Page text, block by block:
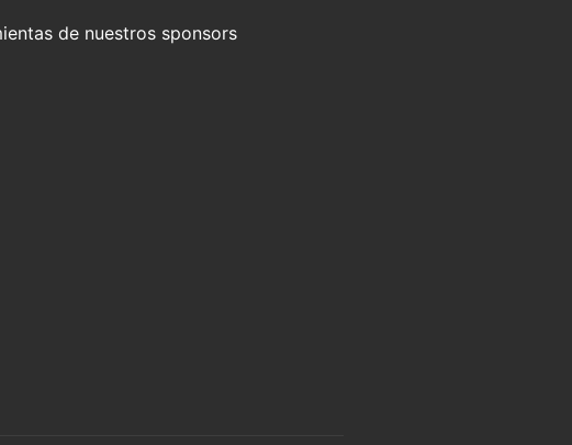
de nuestros sponsors